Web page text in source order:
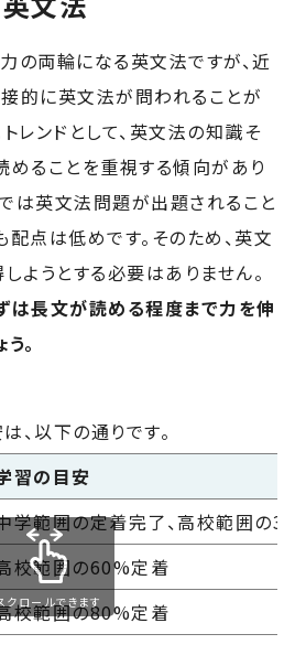
の両輪になる英文法ですが、近
的に英文法が問われることが
レンドとして、英文法の知識そ
めることを重視する傾向があり
は英文法問題が出題されること
配点は低めです。そのため、英文
ようとする必要はありません。
は長文が読める程度まで力を伸
。
、以下の通りです。
習の目安
学範囲の定着完了、高校範囲の
校範囲の60%定着
校範囲の80%定着
クロールできます